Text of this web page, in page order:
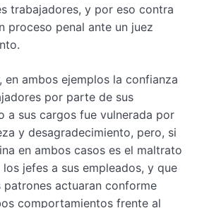
trabajadores, y por eso contra
proceso penal ante un juez
en ambos ejemplos la confianza
por parte de sus
a sus cargos fue vulnerada por
y desagradecimiento, pero, si
en ambos casos es el maltrato
jefes a sus empleados, y que
patrones actuaran conforme
comportamientos frente al